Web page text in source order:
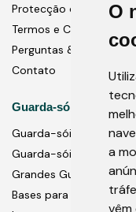
O
a
vêm
Protecção de dados
Termos e Condições
Perguntas & Respostas
Contato
Guarda-sóis
Guarda-sóis do pólo
Guarda-sóis cantilever
Grandes Guarda-Sóis
Bases para guarda-sóis